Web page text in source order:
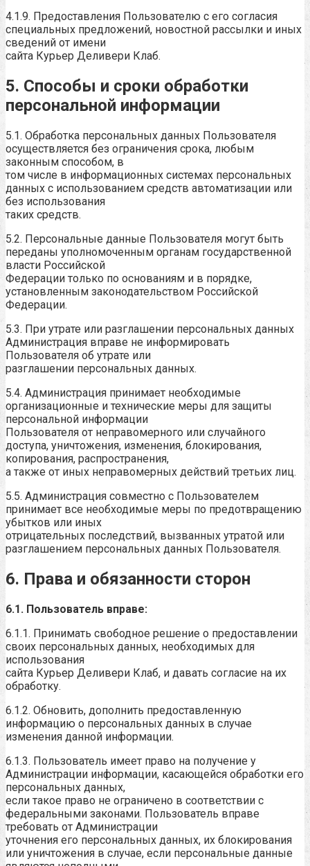
4.1.9. Предоставления Пользователю с его согласия
специальных предложений, новостной рассылки и иных
сведений от имени
сайта Курьер Деливери Клаб.
5. Способы и сроки обработки
персональной информации
5.1. Обработка персональных данных Пользователя
осуществляется без ограничения срока, любым
законным способом, в
том числе в информационных системах персональных
данных с использованием средств автоматизации или
без использования
таких средств.
5.2. Персональные данные Пользователя могут быть
переданы уполномоченным органам государственной
власти Российской
Федерации только по основаниям и в порядке,
установленным законодательством Российской
Федерации.
5.3. При утрате или разглашении персональных данных
Администрация вправе не информировать
Пользователя об утрате или
разглашении персональных данных.
5.4. Администрация принимает необходимые
организационные и технические меры для защиты
персональной информации
Пользователя от неправомерного или случайного
доступа, уничтожения, изменения, блокирования,
копирования, распространения,
а также от иных неправомерных действий третьих лиц.
5.5. Администрация совместно с Пользователем
принимает все необходимые меры по предотвращению
убытков или иных
отрицательных последствий, вызванных утратой или
разглашением персональных данных Пользователя.
6. Права и обязанности сторон
6.1. Пользователь вправе:
6.1.1. Принимать свободное решение о предоставлении
своих персональных данных, необходимых для
использования
сайта Курьер Деливери Клаб, и давать согласие на их
обработку.
6.1.2. Обновить, дополнить предоставленную
информацию о персональных данных в случае
изменения данной информации.
6.1.3. Пользователь имеет право на получение у
Администрации информации, касающейся обработки его
персональных данных,
если такое право не ограничено в соответствии с
федеральными законами. Пользователь вправе
требовать от Администрации
уточнения его персональных данных, их блокирования
или уничтожения в случае, если персональные данные